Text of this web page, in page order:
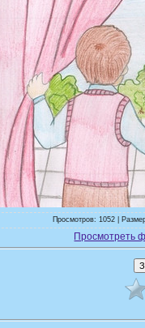
Просмотров: 1052 |
Просмотреть